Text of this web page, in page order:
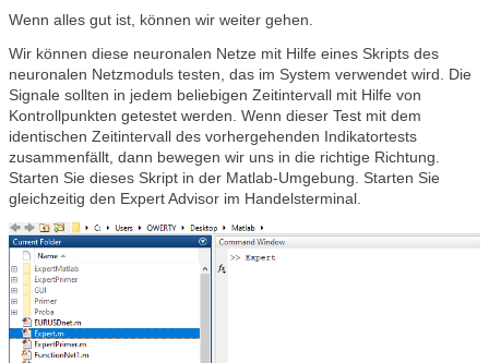
Wenn alles gut ist, können wir weiter gehen.
Wir können diese neuronalen Netze mit Hilfe eines Skripts des
neuronalen Netzmoduls testen, das im System verwendet wird. Die
Signale sollten in jedem beliebigen Zeitintervall mit Hilfe von
Kontrollpunkten getestet werden. Wenn dieser Test mit dem
identischen Zeitintervall des vorhergehenden Indikatortests
zusammenfällt, dann bewegen wir uns in die richtige Richtung.
Starten Sie dieses Skript in der Matlab-Umgebung. Starten Sie
gleichzeitig den Expert Advisor im Handelsterminal.